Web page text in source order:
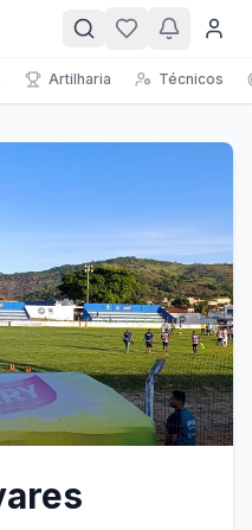
Artilharia Técnicos